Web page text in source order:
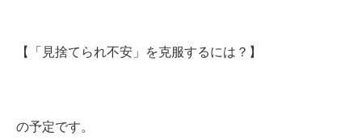
【「見捨てられ不安」を克服するには？】
の予定です。